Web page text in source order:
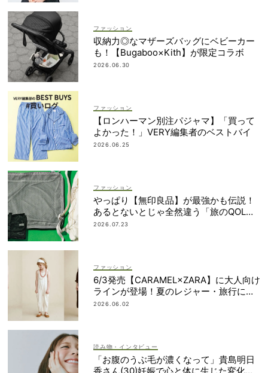
ファッション
収納力◎なマザーズバッグにベビーカー
も！【Bugaboo×Kith】が限定コラボ
2026.06.30
ファッション
【ロンハーマン別注パジャマ】「買って
よかった！」VERY編集者のベストバイ
2026.06.25
ファッション
やっぱり【無印良品】が最強かも伝説！
あるとないとじゃ全然違う「旅のQOL爆
上げアイテム」
2026.07.23
ファッション
6/3発売【CARAMEL×ZARA】に大人向け
ラインが登場！夏のレジャー・旅行にも
おすすめ
2026.06.02
読み物・インタビュー
「お腹のうぶ毛が濃くなって」貴島明日